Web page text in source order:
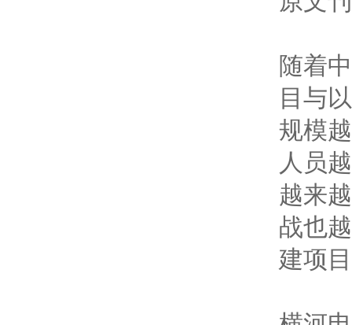
随着
目与
规模
人员
越来
战也
建项